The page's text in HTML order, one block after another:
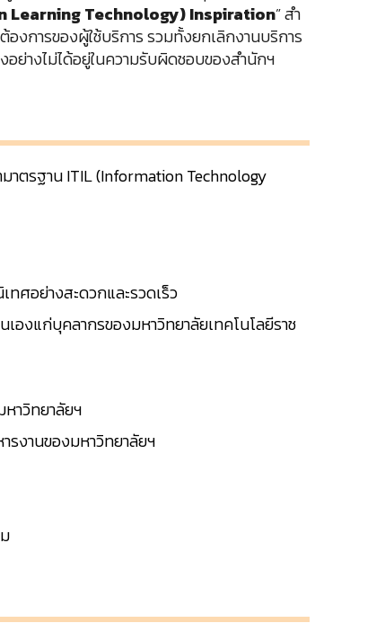
Learning Technology) Inspiration” สำ
งการของผู้ใช้บริการ รวมทั้งยกเลิกงานบริการ
อย่างไม่ได้อยู่ในความรับผิดชอบของสำนักฯ
าตรฐาน ITIL (Information Technology
ทศอย่างสะดวกและรวดเร็ว
องแก่บุคลากรของมหาวิทยาลัยเทคโนโลยีราช
าวิทยาลัยฯ
งานของมหาวิทยาลัยฯ